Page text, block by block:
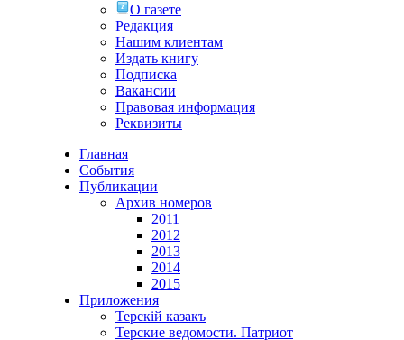
О газете
Редакция
Нашим клиентам
Издать книгу
Подписка
Вакансии
Правовая информация
Реквизиты
Главная
События
Публикации
Архив номеров
2011
2012
2013
2014
2015
Приложения
Терскiй казакъ
Терские ведомости. Патриот